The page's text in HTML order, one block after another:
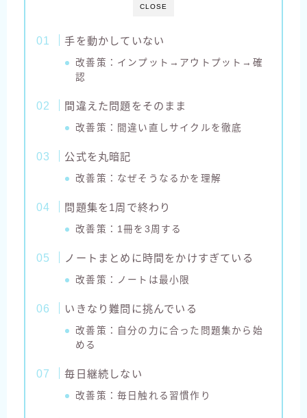
CLOSE
手を動かしていない
改善策：インプット→アウトプット→確
認
間違えた問題をそのまま
改善策：間違い直しサイクルを徹底
公式を丸暗記
改善策：なぜそうなるかを理解
問題集を1周で終わり
改善策：1冊を3周する
ノートまとめに時間をかけすぎている
改善策：ノートは最小限
いきなり難問に挑んでいる
改善策：自分の力に合った問題集から始
める
毎日継続しない
改善策：毎日触れる習慣作り